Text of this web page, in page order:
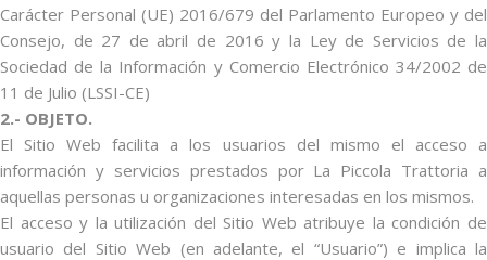
Carácter Personal (UE) 2016/679 del Parlamento Europeo y del
Consejo, de 27 de abril de 2016 y la Ley de Servicios de la
Sociedad de la Información y Comercio Electrónico 34/2002 de
11 de Julio (LSSI-CE)
2.- OBJETO.
El Sitio Web facilita a los usuarios del mismo el acceso a
información y servicios prestados por La Piccola Trattoria a
aquellas personas u organizaciones interesadas en los mismos.
El acceso y la utilización del Sitio Web atribuye la condición de
usuario del Sitio Web (en adelante, el “Usuario”) e implica la